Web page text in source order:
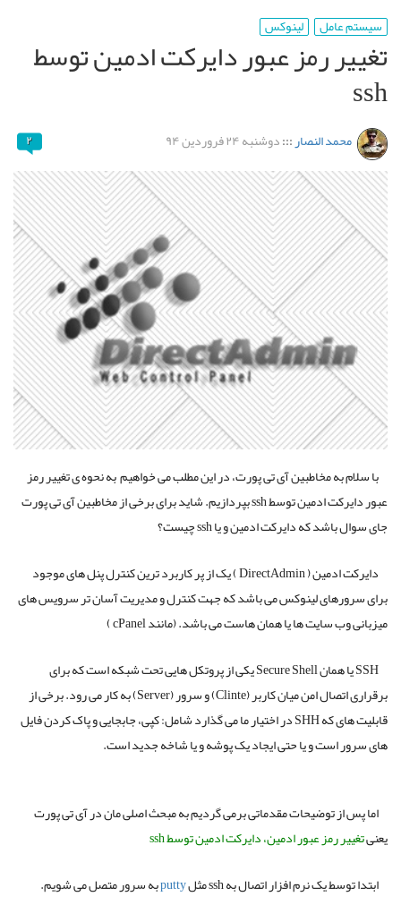
سیستم عامل لینوکس
تغییر رمز عبور دایرکت ادمین توسط
ssh
محمد النصار:::دوشنبه ۲۴ فروردین ۹۴ ۲
با سلام به مخاطبین آی تی پورت، در این مطلب می خواهیم به نحوه ی تغییر رمز
عبور دایرکت ادمین توسط ssh بپردازیم. شاید برای برخی از مخاطبین آی تی پورت
جای سوال باشد که دایرکت ادمین و یا ssh چیست؟
دایرکت ادمین ( DirectAdmin ) یک از پر کاربرد ترین کنترل پنل های موجود
برای سرورهای لینوکس می باشد که جهت کنترل و مدیریت آسان تر سرویس های
میزبانی وب سایت ها یا همان هاست می باشد. (مانند cPanel )
SSH یا همان Secure Shell یکی از پروتکل هایی تحت شبکه است که برای
برقراری اتصال امن میان کاربر (Clinte) و سرور (Server) به کار می رود. برخی از
قابلیت های که SHH در اختیار ما می گذارد شامل: کپی، جابجایی و پاک کردن فایل
های سرور است و یا حتی ایجاد یک پوشه و یا شاخه جدید است.
اما پس از توضیحات مقدماتی برمی گردیم به مبحث اصلی مان در آی تی پورت
یعنیتغییر رمز عبور ادمین، دایرکت ادمین توسط ssh
ابتدا توسط یک نرم افزار اتصال به ssh مثل
puttyبه سرور متصل می شویم.